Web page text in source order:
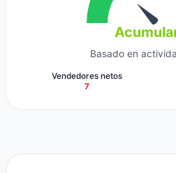
Basado en
Vendedores netos
7